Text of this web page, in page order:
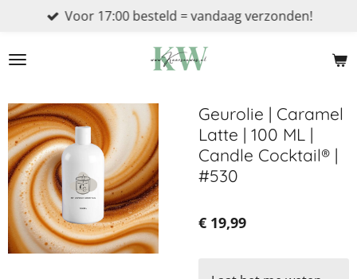
naar
Voor 17:00 besteld = vandaag verzonden!
Geurolie | Caramel
Latte | 100 ML |
Candle Cocktail® |
#530
€ 19,99